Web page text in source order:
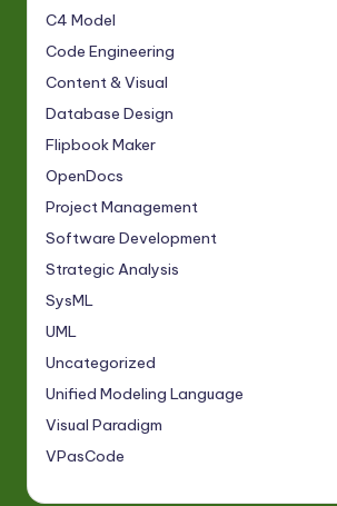
C4 Model
Code Engineering
Content & Visual
Database Design
Flipbook Maker
OpenDocs
Project Management
Software Development
Strategic Analysis
SysML
UML
Uncategorized
Unified Modeling Language
Visual Paradigm
VPasCode